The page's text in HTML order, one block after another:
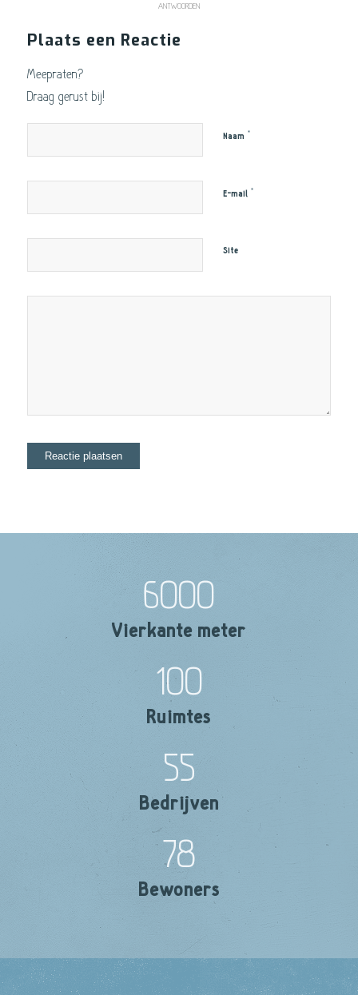
ANTWOORDEN
Plaats een Reactie
Meepraten?
Draag gerust bij!
Naam *
E-mail *
Site
6000
Vierkante meter
100
Ruimtes
55
Bedrijven
78
Bewoners